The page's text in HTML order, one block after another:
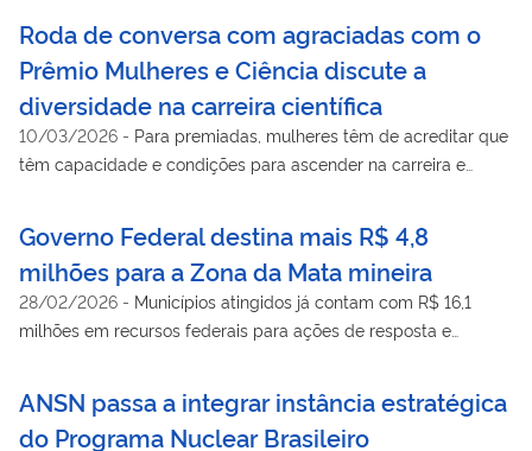
Roda de conversa com agraciadas com o
Prêmio Mulheres e Ciência discute a
diversidade na carreira científica
10/03/2026 - Para premiadas, mulheres têm de acreditar que
têm capacidade e condições para ascender na carreira e
trabalho em ambientes, em geral, majoritariamente
masculinos.
Governo Federal destina mais R$ 4,8
milhões para a Zona da Mata mineira
28/02/2026 - Municípios atingidos já contam com R$ 16,1
milhões em recursos federais para ações de resposta e
na região
ANSN passa a integrar instância estratégica
do Programa Nuclear Brasileiro